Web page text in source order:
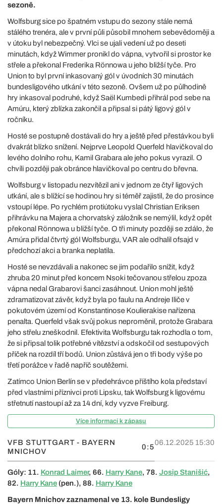
sezoně.
Wolfsburg sice po špatném vstupu do sezony stále nemá
stálého trenéra, ale v první půli působil mnohem sebevědoměji a
v útoku byl nebezpečný. Vlci se ujali vedení už po deseti
minutách, když Wimmer pronikl do vápna, vytvořil si prostor ke
střele a překonal Frederika Rönnowa u jeho bližší tyče. Pro
Union to byl první inkasovaný gól v úvodních 30 minutách
bundesligového utkání v této sezoně. Ovšem už po půlhodině
hry inkasoval podruhé, když Saël Kumbedi přihrál pod sebe na
Amúru, který zblízka zakončil a připsal si pátý ligový gól v
ročníku.
Hosté se postupně dostávali do hry a ještě před přestávkou byli
dvakrát blízko snížení. Nejprve Leopold Querfeld hlavičkoval do
levého dolního rohu, Kamil Grabara ale jeho pokus vyrazil. O
chvíli později pak obránce hlavičkoval po centru do břevna.
Wolfsburg v listopadu nezvítězil ani v jednom ze čtyř ligových
utkání, ale s blížící se hodinou hry si téměř zajistil, že do prosince
vstoupí lépe. Po rychlém protiútoku vyslal Christian Eriksen
přihrávku na Majera a chorvatský záložník se nemýlil, když opět
překonal Rönnowa u bližší tyče. O tři minuty později se zdálo, že
Amúra přidal čtvrtý gól Wolfsburgu, VAR ale odhalil ofsajd v
předchozí akci a branka neplatila.
Hosté se nevzdávali a nakonec se jim podařilo snížit, když
zhruba 20 minut před koncem Nsoki tečovanou střelou zpoza
vápna nedal Grabarovi šanci zasáhnout. Union mohl ještě
zdramatizovat závěr, když byla po faulu na Andreje Iliče v
pokutovém území od Konstantinose Koulierakise nařízena
penalta. Querfeld však svůj pokus neproměnil, protože Grabara
jeho střelu zneškodnil. Efektivita Wolfsburgu tak rozhodla o tom,
že si připsal tolik potřebné vítězství a odskočil od sestupových
příček na rozdíl tří bodů. Union zůstává jen o tři body výše po
třetí porážce v řadě napříč soutěžemi.
Zatímco Union Berlín se v předehrávce příštího kola představí
před vlastními příznivci proti Lipsku, tak Wolfsburg k ligovému
střetnutí nastoupí až za 14 dní, kdy vyzve Freiburg.
Více informací k zápasu
VFB STUTTGART - BAYERN
MNICHOV
0:5
06.12.2025 15:30
Góly: 11. Konrad Laimer, 66. Harry Kane, 78. Josip Stanišić,
82. Harry Kane (pen.), 88. Harry Kane
Bayern Mnichov zaznamenal ve 13. kole Bundesligy